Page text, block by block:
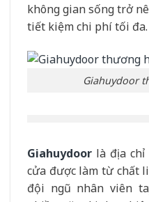
không gian sống trở
tiết kiệm chi phí tối đa.
Giahuydoor
Giahuydoor là địa chỉ
cửa được làm từ chất
đội ngũ nhân viên